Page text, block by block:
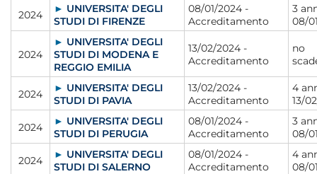
2024 ► UNIVERSITA' DEGLI
STUDI DI FIRENZE
08/01/2024 -
Accreditamento
3
08/
2024
► UNIVERSITA' DEGLI
STUDI DI MODENA E
REGGIO EMILIA
13/02/2024 -
Accreditamento
no
2024 ► UNIVERSITA' DEGLI
STUDI DI PAVIA
13/02/2024 -
Accreditamento
4
13/
2024 ► UNIVERSITA' DEGLI
STUDI DI PERUGIA
08/01/2024 -
Accreditamento
3
08/
2024 ► UNIVERSITA' DEGLI
STUDI DI SALERNO
08/01/2024 -
Accreditamento
4
08/